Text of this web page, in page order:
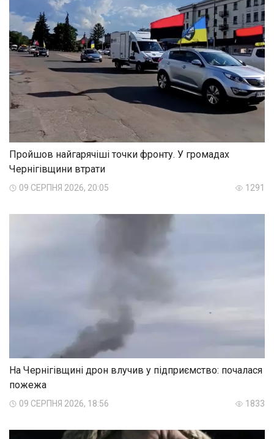
Пройшов найгарячіші точки фронту. У громадах
Чернігівщини втрати
09 СЕРПНЯ 2026, 20:05 1291
На Чернігівщині дрон влучив у підприємство: почалася
пожежа
09 СЕРПНЯ 2026, 18:56 1833